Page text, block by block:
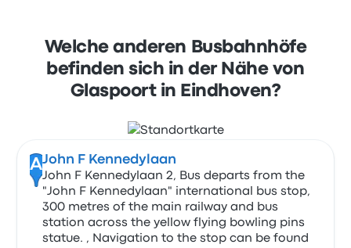
Welche anderen Busbahnhöfe
befinden sich in der Nähe von
Glaspoort in Eindhoven?
AJohn F Kennedylaan
John F Kennedylaan 2, Bus departs from the
"John F Kennedylaan" international bus stop,
300 metres of the main railway and bus
station across the yellow flying bowling pins
statue. , Navigation to the stop can be found